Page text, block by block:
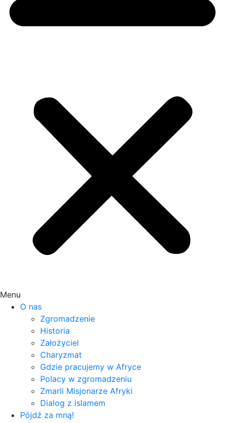
Menu
O nas
Zgromadzenie
Historia
Założyciel
Charyzmat
Gdzie pracujemy w Afryce
Polacy w zgromadzeniu
Zmarli Misjonarze Afryki
Dialog z islamem
Pójdź za mną!